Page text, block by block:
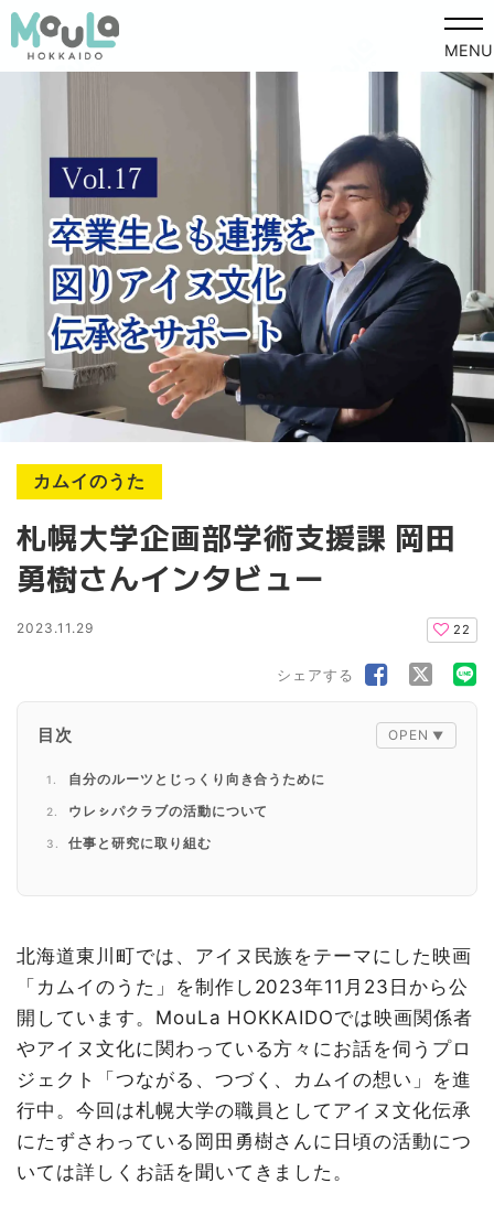
MENU
カムイのうた
札幌大学企画部学術支援課 岡田
勇樹さんインタビュー
2023.11.29 22
シェアする
目次
自分のルーツとじっくり向き合うために
ウレㇱパクラブの活動について
仕事と研究に取り組む
北海道東川町では、アイヌ民族をテーマにした映画
「カムイのうた」を制作し2023年11月23日から公
開しています。MouLa HOKKAIDOでは映画関係者
やアイヌ文化に関わっている方々にお話を伺うプロ
ジェクト「つながる、つづく、カムイの想い」を進
行中。今回は札幌大学の職員としてアイヌ文化伝承
にたずさわっている岡田勇樹さんに日頃の活動につ
いては詳しくお話を聞いてきました。